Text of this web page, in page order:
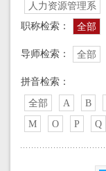
人力资源管理系
职称检索：
全部
导师检索： 全部
拼音检索：
全部 A B
M
O P Q